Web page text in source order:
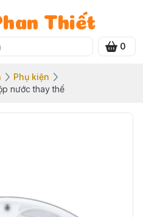
Thiết
0
Phụ kiện
nước thay thế